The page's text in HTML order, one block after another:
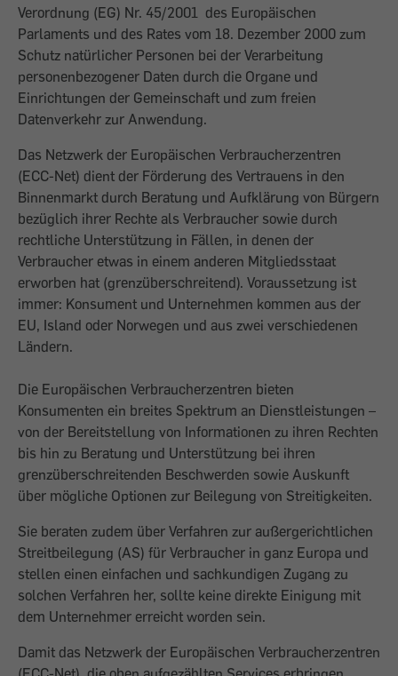
Verordnung (EG) Nr. 45/2001 des Europäischen
Parlaments und des Rates vom 18. Dezember 2000 zum
Schutz natürlicher Personen bei der Verarbeitung
personenbezogener Daten durch die Organe und
Einrichtungen der Gemeinschaft und zum freien
Datenverkehr zur Anwendung.
Das Netzwerk der Europäischen Verbraucherzentren
(ECC-Net) dient der Förderung des Vertrauens in den
Binnenmarkt durch Beratung und Aufklärung von Bürgern
bezüglich ihrer Rechte als Verbraucher sowie durch
rechtliche Unterstützung in Fällen, in denen der
Verbraucher etwas in einem anderen Mitgliedsstaat
erworben hat (grenzüberschreitend). Voraussetzung ist
immer: Konsument und Unternehmen kommen aus der
EU, Island oder Norwegen und aus zwei verschiedenen
Ländern.
Die Europäischen Verbraucherzentren bieten
Konsumenten ein breites Spektrum an Dienstleistungen –
von der Bereitstellung von Informationen zu ihren Rechten
bis hin zu Beratung und Unterstützung bei ihren
grenzüberschreitenden Beschwerden sowie Auskunft
über mögliche Optionen zur Beilegung von Streitigkeiten.
Sie beraten zudem über Verfahren zur außergerichtlichen
Streitbeilegung (AS) für Verbraucher in ganz Europa und
stellen einen einfachen und sachkundigen Zugang zu
solchen Verfahren her, sollte keine direkte Einigung mit
dem Unternehmer erreicht worden sein.
Damit das Netzwerk der Europäischen Verbraucherzentren